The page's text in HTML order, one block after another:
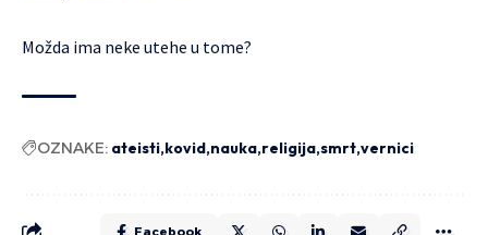
Možda ima neke utehe u tome?
OZNAKE: ateisti kovid nauka religija smrt vernici
Facebook